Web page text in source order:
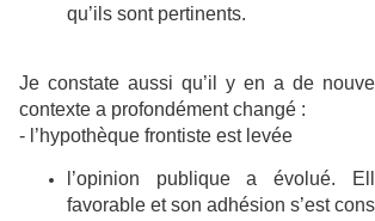
qu’ils sont pertinents.
Je constate aussi qu’il y en a de
contexte a profondément changé :
- l’hypothèque frontiste est levée
l’opinion publique a évolué.
favorable et son adhésion s’est